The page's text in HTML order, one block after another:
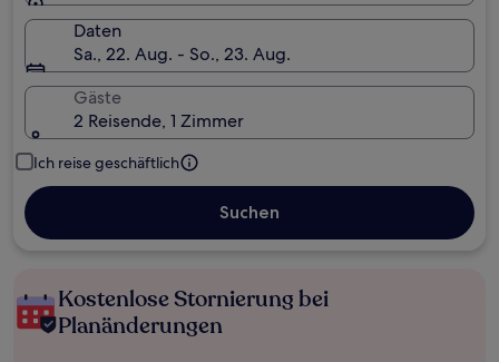
Daten
Sa., 22. Aug. - So., 23. Aug.
Gäste
2 Reisende, 1 Zimmer
Ich reise geschäftlich
Suchen
Kostenlose Stornierung bei
Planänderungen